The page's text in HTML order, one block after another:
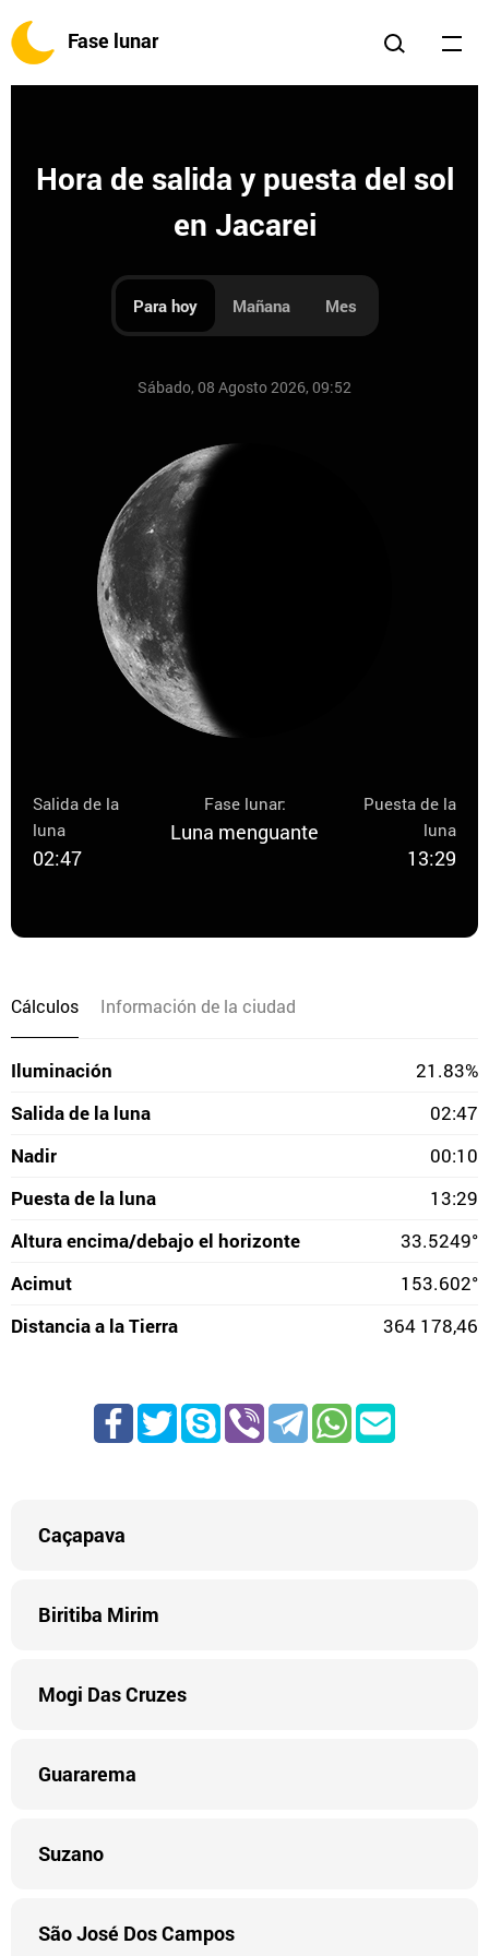
Fase lunar
Hora de salida y puesta del sol
en Jacarei
Para hoy Mañana Mes
Sábado, 08 Agosto 2026, 09:52
Salida de la
luna
02:47
Fase lunar:
Luna menguante
Puesta de la
luna
13:29
Cálculos Información de la ciudad
Iluminación
21.83%
Salida de la luna
02:47
Nadir
00:10
Puesta de la luna
13:29
Altura encima/debajo el horizonte
33.5249°
Acimut
153.602°
Distancia a la Tierra
364 178,46
Caçapava
Biritiba Mirim
Mogi Das Cruzes
Guararema
Suzano
São José Dos Campos